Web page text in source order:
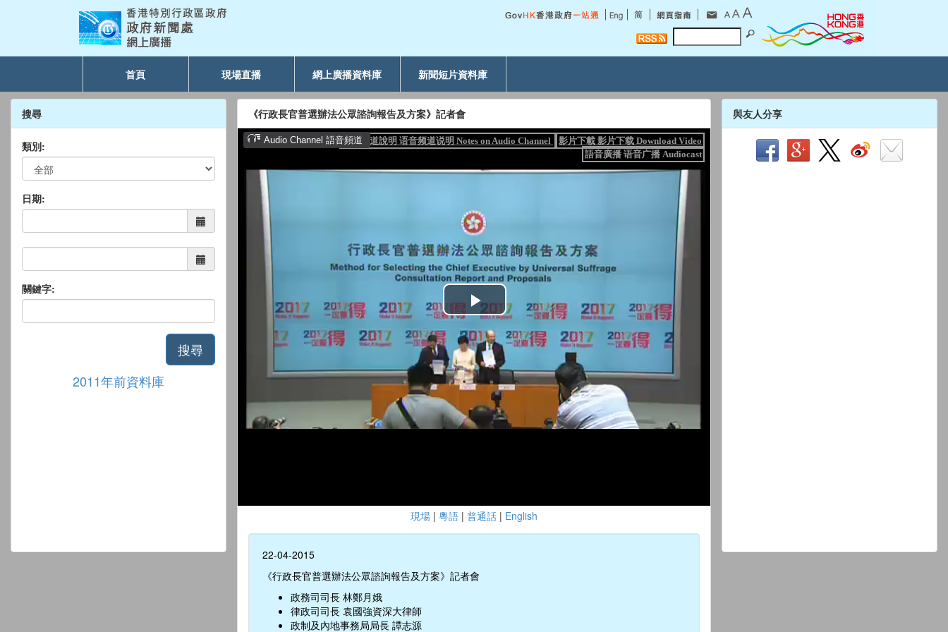
首頁 現場直播 網上廣播資料庫 新聞短片資料庫
搜尋
類別:
日期:
關鍵字:
搜尋
2011年前資料庫
《行政長官普選辦法公眾諮詢報告及方案》記者會
現場 | 粵語 | 普通話 | English
22-04-2015
《行政長官普選辦法公眾諮詢報告及方案》記者會
政務司司長 林鄭月娥
律政司司長 袁國強資深大律師
政制及內地事務局局長 譚志源
與友人分享